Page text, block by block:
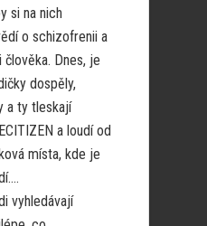
si na nich
o schizofrenii a
Dnes, je
dospěly,
a ty tleskají
a loudí od
místa, kde je
vyhledávají